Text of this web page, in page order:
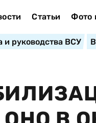
Статьи Фото
и руководства ВСУ